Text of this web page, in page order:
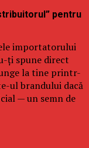
pentru
importatorului
ți spune direct
la tine printr-
ul brandului dacă
— un semn de